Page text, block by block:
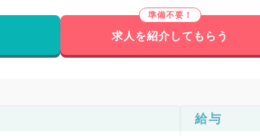
求人を紹介してもらう
給与